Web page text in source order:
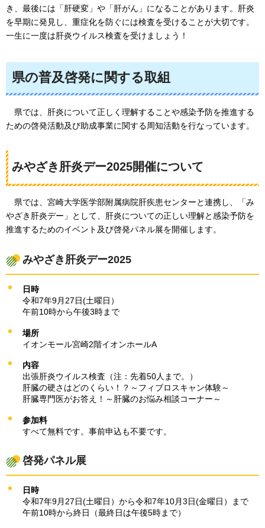
き、最後には「肝硬変」や「肝がん」になることがあります。肝炎
を早期に発見し、重症化を防ぐには検査を受けることが大切です。
一生に一度は肝炎ウイルス検査を受けましょう！
県の普及啓発に関する取組
県では、肝炎について正しく理解することや感染予防を推進する
ための啓発活動及び助成事業に関する周知活動を行なっています。
みやざき肝炎デー2025開催について
県では、宮崎大学医学部附属病院肝疾患センターと連携し、「み
やざき肝炎デー」として、肝炎についての正しい理解と感染予防を
推進するためのイベント及び啓発パネル展を開催します。
みやざき肝炎デー2025
日時
令和7年9月27日(土曜日）
午前10時から午後3時まで
場所
イオンモール宮崎2階イオンホールA
内容
出張肝炎ウイルス検査（注：先着50人まで。）
肝臓の硬さはどのくらい！？～フィブロスキャン体験～
肝臓専門医がお答え！～肝臓のお悩み相談コーナー～
参加料
すべて無料です。事前申込も不要です。
啓発パネル展
日時
令和7年9月27日(土曜日）から令和7年10月3日(金曜日）まで
午前10時から終日（最終日は午後5時まで）